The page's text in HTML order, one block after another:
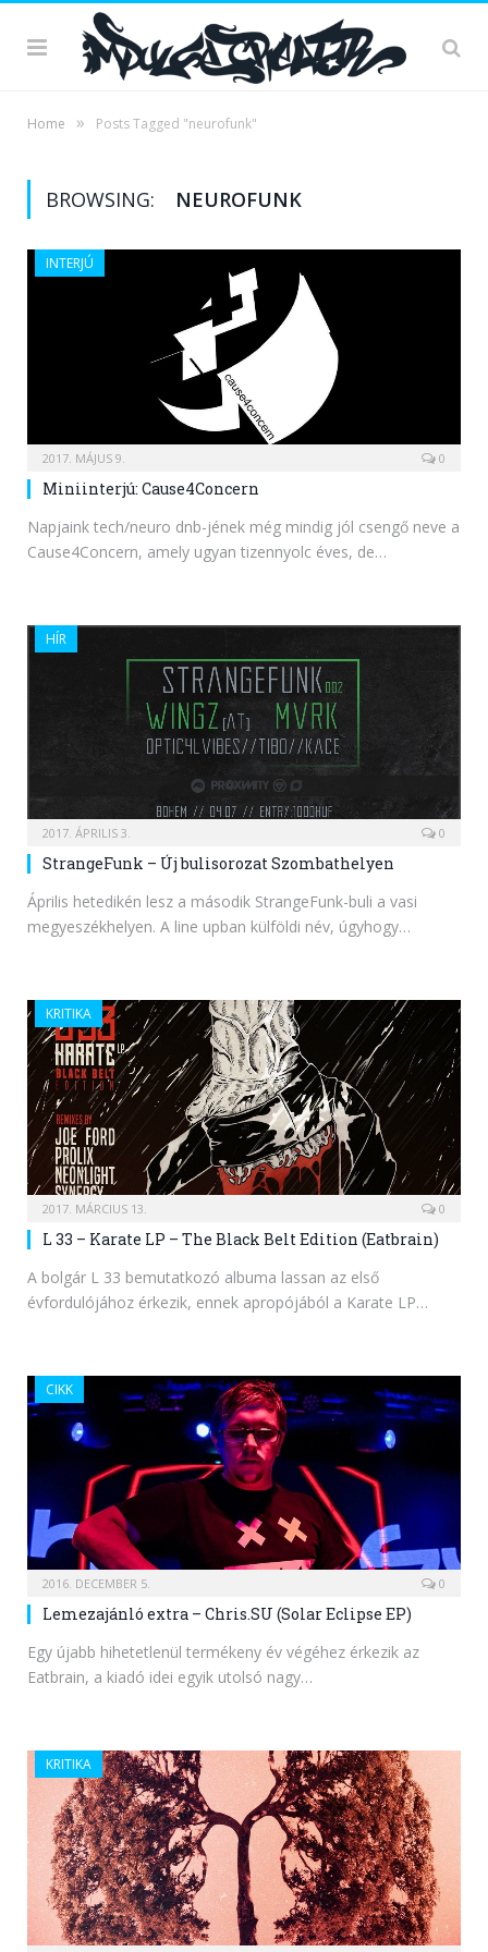
Home » Posts Tagged "neurofunk"
BROWSING: NEUROFUNK
INTERJÚ
2017. MÁJUS 9. 0
Miniinterjú: Cause4Concern
Napjaink tech/neuro dnb-jének még mindig jól csengő neve a
Cause4Concern, amely ugyan tizennyolc éves, de…
HÍR
2017. ÁPRILIS 3. 0
StrangeFunk – Új bulisorozat Szombathelyen
Április hetedikén lesz a második StrangeFunk-buli a vasi
megyeszékhelyen. A line upban külföldi név, úgyhogy…
KRITIKA
2017. MÁRCIUS 13. 0
L 33 – Karate LP – The Black Belt Edition (Eatbrain)
A bolgár L 33 bemutatkozó albuma lassan az első
évfordulójához érkezik, ennek apropójából a Karate LP…
CIKK
2016. DECEMBER 5. 0
Lemezajánló extra – Chris.SU (Solar Eclipse EP)
Egy újabb hihetetlenül termékeny év végéhez érkezik az
Eatbrain, a kiadó idei egyik utolsó nagy…
KRITIKA